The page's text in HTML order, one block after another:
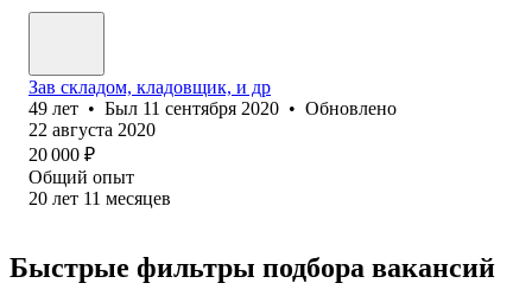
Зав складом, кладовщик, и др
49 лет • Был 11 сентября 2020 • Обновлено
22 августа 2020
20 000 ₽
Общий опыт
20 лет 11 месяцев
Быстрые фильтры подбора вакансий